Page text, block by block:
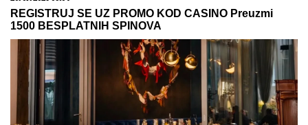
06. 08. 2026 07:08
Evo u kojim banjama važi vaučer od 10.000 dinara -
kompletan spisak destinacija u Srbiji